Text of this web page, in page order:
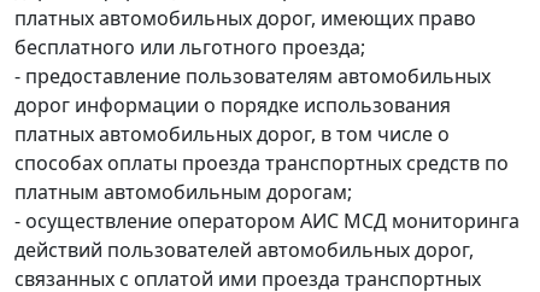
платных автомобильных дорог, имеющих право
бесплатного или льготного проезда;
- предоставление пользователям автомобильных
дорог информации о порядке использования
платных автомобильных дорог, в том числе о
способах оплаты проезда транспортных средств по
платным автомобильным дорогам;
- осуществление оператором АИС МСД мониторинга
действий пользователей автомобильных дорог,
связанных с оплатой ими проезда транспортных